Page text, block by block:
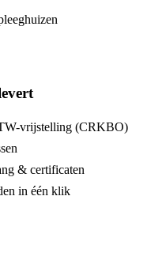
vrijstelling (CRKBO)
& certificaten
in één klik